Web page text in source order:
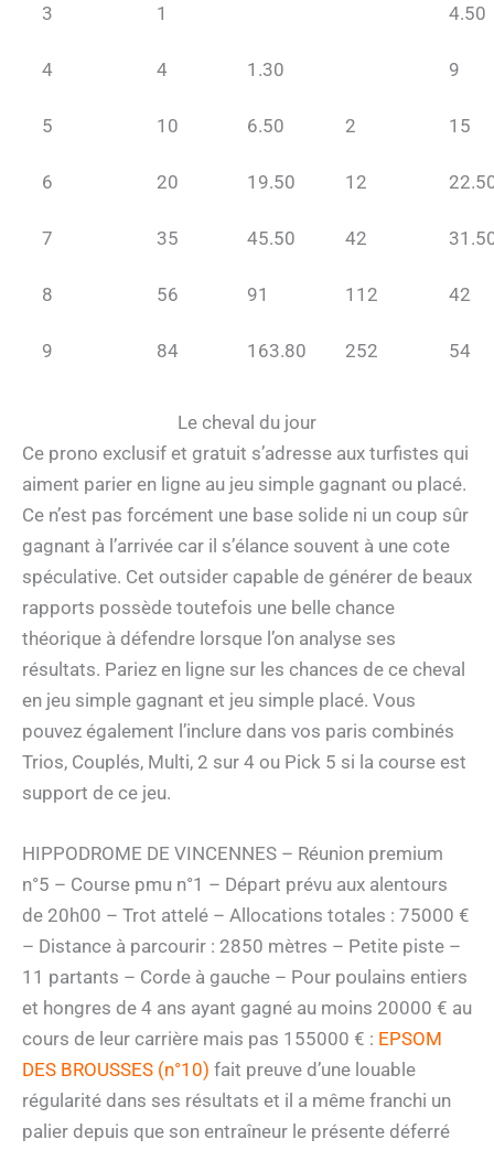
3 1 4.50
4 4 1.30 9
5 10 6.50 2 15
6 20 19.50 12
7 35 45.50 42
8 56 91 112 42
9 84 163.80 252 54
Le cheval du jour
Ce prono exclusif et gratuit s’adresse aux turfistes qui
aiment parier en ligne au jeu simple gagnant ou placé.
Ce n’est pas forcément une base solide ni un coup sûr
gagnant à l’arrivée car il s’élance souvent à une cote
spéculative. Cet outsider capable de générer de beaux
rapports possède toutefois une belle chance
théorique à défendre lorsque l’on analyse ses
résultats. Pariez en ligne sur les chances de ce cheval
en jeu simple gagnant et jeu simple placé. Vous
pouvez également l’inclure dans vos paris combinés
Trios, Couplés, Multi, 2 sur 4 ou Pick 5 si la course est
support de ce jeu.
HIPPODROME DE VINCENNES – Réunion premium
n°5 – Course pmu n°1 – Départ prévu aux alentours
de 20h00 – Trot attelé – Allocations totales : 75000 €
– Distance à parcourir : 2850 mètres – Petite piste –
11 partants – Corde à gauche – Pour poulains entiers
et hongres de 4 ans ayant gagné au moins 20000 € au
cours de leur carrière mais pas 155000 € : EPSOM
DES BROUSSES (n°10) fait preuve d’une louable
régularité dans ses résultats et il a même franchi un
palier depuis que son entraîneur le présente déferré